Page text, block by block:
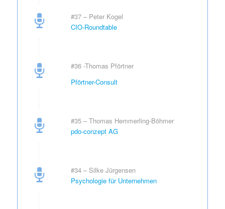
#37 – Peter Kogel
CIO-Roundtable
#36 -Thomas Pförtner
Pförtner-Consult
#35 – Thomas Hemmerling-Böhmer
pdo-conzept AG
#34 – Silke Jürgensen
Psychologie für Unternehmen